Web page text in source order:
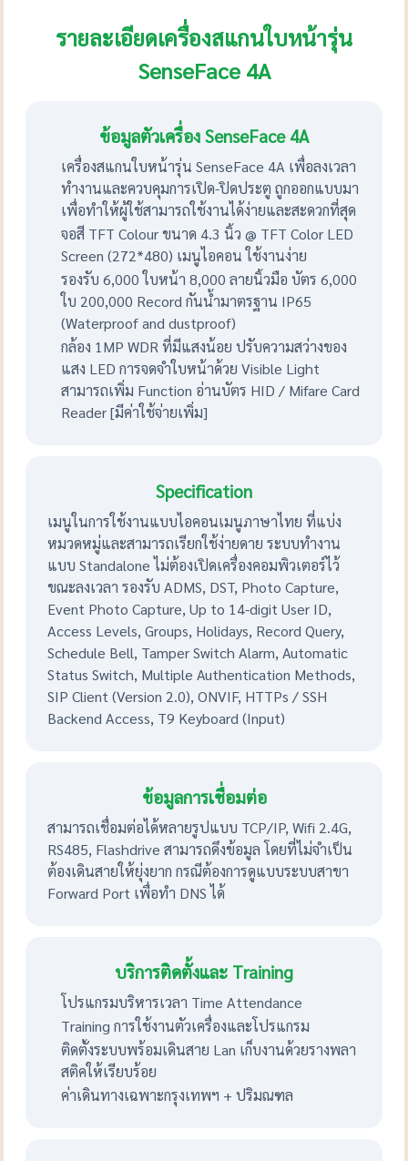
รายละเอียดเครื่องสแกนใบหน้ารุ่น
SenseFace 4A
ข้อมูลตัวเครื่อง SenseFace 4A
เครื่องสแกนใบหน้ารุ่น SenseFace 4A เพื่อลงเวลา
ทำงานและควบคุมการเปิด-ปิดประตู ถูกออกแบบมา
เพื่อทำให้ผู้ใช้สามารถใช้งานได้ง่ายและสะดวกที่สุด
จอสี TFT Colour ขนาด 4.3 นิ้ว @ TFT Color LED
Screen (272*480) เมนูไอคอน ใช้งานง่าย
รองรับ 6,000 ใบหน้า 8,000 ลายนิ้วมือ บัตร 6,000
ใบ 200,000 Record กันน้ำมาตรฐาน IP65
(Waterproof and dustproof)
กล้อง 1MP WDR ที่มีแสงน้อย ปรับความสว่างของ
แสง LED การจดจำใบหน้าด้วย Visible Light
สามารถเพิ่ม Function อ่านบัตร HID / Mifare Card
Reader [มีค่าใช้จ่ายเพิ่ม]
Specification
เมนูในการใช้งานแบบไอคอนเมนูภาษาไทย ที่แบ่ง
หมวดหมู่และสามารถเรียกใช้ง่ายดาย ระบบทำงาน
แบบ Standalone ไม่ต้องเปิดเครื่องคอมพิวเตอร์ไว้
ขณะลงเวลา รองรับ ADMS, DST, Photo Capture,
Event Photo Capture, Up to 14-digit User ID,
Access Levels, Groups, Holidays, Record Query,
Schedule Bell, Tamper Switch Alarm, Automatic
Status Switch, Multiple Authentication Methods,
SIP Client (Version 2.0), ONVIF, HTTPs / SSH
Backend Access, T9 Keyboard (Input)
ข้อมูลการเชื่อมต่อ
สามารถเชื่อมต่อได้หลายรูปแบบ TCP/IP, Wifi 2.4G,
RS485, Flashdrive สามารถดึงข้อมูล โดยที่ไม่จำเป็น
ต้องเดินสายให้ยุ่งยาก กรณีต้องการดูแบบระบบสาขา
Forward Port เพื่อทำ DNS ได้
บริการติดตั้งและ Training
โปรแกรมบริหารเวลา Time Attendance
Training การใช้งานตัวเครื่องและโปรแกรม
ติดตั้งระบบพร้อมเดินสาย Lan เก็บงานด้วยรางพลา
สติคให้เรียบร้อย
ค่าเดินทางเฉพาะกรุงเทพฯ + ปริมณฑล